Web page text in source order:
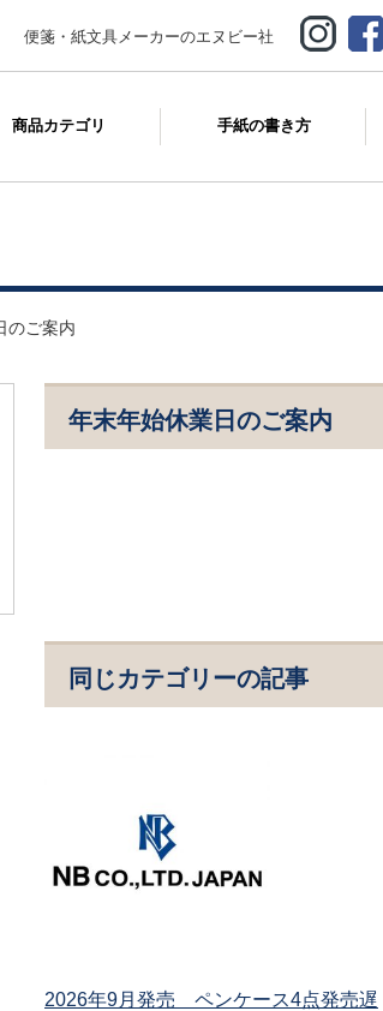
便箋・紙文具メーカーのエヌビー社
商品カテゴリ 手紙の書き方
のご案内
年末年始休業日のご案内
同じカテゴリーの記事
2026年9月発売 ペンケース4点発売遅